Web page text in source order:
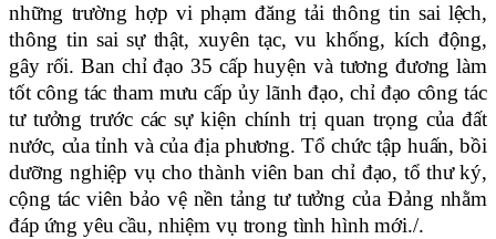
những trường hợp vi phạm đăng tải thông tin sai lệch,
thông tin sai sự thật, xuyên tạc, vu khống, kích động,
gây rối. Ban chỉ đạo 35 cấp huyện và tương đương làm
tốt công tác tham mưu cấp ủy lãnh đạo, chỉ đạo công tác
tư tưởng trước các sự kiện chính trị quan trọng của đất
nước, của tỉnh và của địa phương. Tổ chức tập huấn, bồi
dưỡng nghiệp vụ cho thành viên ban chỉ đạo, tổ thư ký,
cộng tác viên bảo vệ nền tảng tư tưởng của Đảng nhằm
đáp ứng yêu cầu, nhiệm vụ trong tình hình mới./.